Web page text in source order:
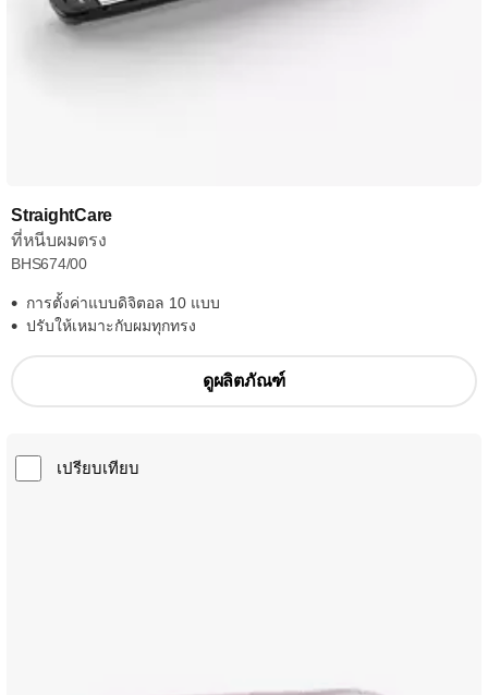
StraightCare
ที่หนีบผมตรง
BHS674/00
การตั้งค่าแบบดิจิตอล 10 แบบ
ปรับให้เหมาะกับผมทุกทรง
ดูผลิตภัณฑ์
เปรียบเทียบ